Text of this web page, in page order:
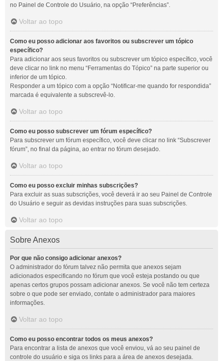
no Painel de Controle do Usuário, na opção “Preferências”.
Voltar ao topo
Como eu posso adicionar aos favoritos ou subscrever um tópico
específico?
Para adicionar aos seus favoritos ou subscrever um tópico específico, você
deve clicar no link no menu “Ferramentas do Tópico” na parte superior ou
inferior de um tópico.
Responder a um tópico com a opção “Notificar-me quando for respondida”
marcada é equivalente a subscrevê-lo.
Voltar ao topo
Como eu posso subscrever um fórum específico?
Para subscrever um fórum específico, você deve clicar no link “Subscrever
fórum”, no final da página, ao entrar no fórum desejado.
Voltar ao topo
Como eu posso excluir minhas subscrições?
Para excluir as suas subscrições, você deverá ir ao seu Painel de Controle
do Usuário e seguir as devidas instruções para suas subscrições.
Voltar ao topo
Sobre Anexos
Por que não consigo adicionar anexos?
O administrador do fórum talvez não permita que anexos sejam
adicionados especificando no fórum que você esteja postando ou que
apenas certos grupos possam adicionar anexos. Se você não tem certeza
sobre o que pode ser enviado, contate o administrador para maiores
informações.
Voltar ao topo
Como eu posso encontrar todos os meus anexos?
Para encontrar a lista de anexos que você enviou, vá ao seu painel de
controle do usuário e siga os links para a área de anexos desejada.